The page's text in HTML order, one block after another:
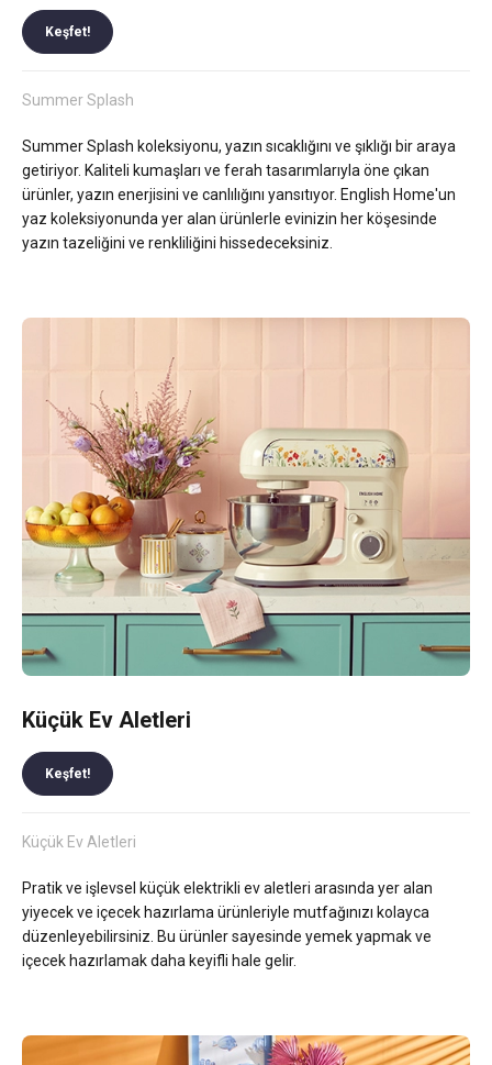
Keşfet!
Summer Splash
Summer Splash koleksiyonu, yazın sıcaklığını ve şıklığı bir araya
getiriyor. Kaliteli kumaşları ve ferah tasarımlarıyla öne çıkan
ürünler, yazın enerjisini ve canlılığını yansıtıyor. English Home'un
yaz koleksiyonunda yer alan ürünlerle evinizin her köşesinde
yazın tazeliğini ve renkliliğini hissedeceksiniz.
Küçük Ev Aletleri
Keşfet!
Küçük Ev Aletleri
Pratik ve işlevsel küçük elektrikli ev aletleri arasında yer alan
yiyecek ve içecek hazırlama ürünleriyle mutfağınızı kolayca
düzenleyebilirsiniz. Bu ürünler sayesinde yemek yapmak ve
içecek hazırlamak daha keyifli hale gelir.